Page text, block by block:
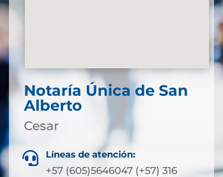
Notaría Única de San
Alberto
Cesar
 Líneas de atención:
+57 (605)5646047 (+57) 316